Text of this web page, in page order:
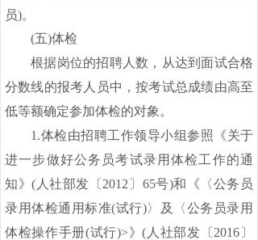
员)。
(五)体检
根据岗位的招聘人数，从达到面试合格
分数线的报考人员中，按考试总成绩由高至
低等额确定参加体检的对象。
1.体检由招聘工作领导小组参照《关于
进一步做好公务员考试录用体检工作的通
知》(人社部发〔2012〕65号)和《〈公务员
录用体检通用标准(试行)〉及〈公务员录用
体检操作手册(试行)>》(人社部发〔2016〕